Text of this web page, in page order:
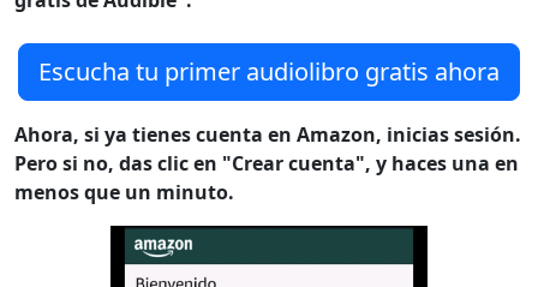
Escucha tu primer audiolibro gratis ahora
Ahora, si ya tienes cuenta en Amazon, inicias sesión.
Pero si no, das clic en "Crear cuenta", y haces una en
menos que un minuto.